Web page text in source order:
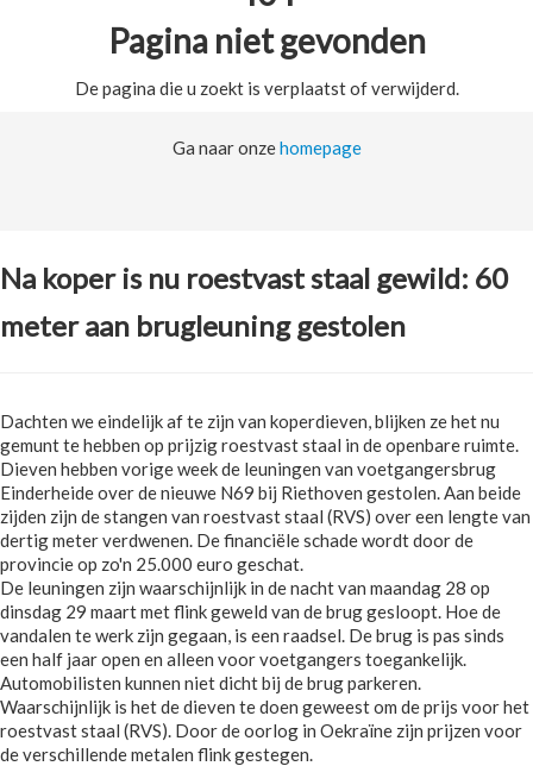
Pagina niet gevonden
De pagina die u zoekt is verplaatst of verwijderd.
Ga naar onzehomepage
Na koper is nu roestvast staal gewild: 60
meter aan brugleuning gestolen
Dachten we eindelijk af te zijn van koperdieven, blijken ze het nu
gemunt te hebben op prijzig roestvast staal in de openbare ruimte.
Dieven hebben vorige week de leuningen van voetgangersbrug
Einderheide over de nieuwe N69 bij Riethoven gestolen. Aan beide
zijden zijn de stangen van roestvast staal (RVS) over een lengte van
dertig meter verdwenen. De financiële schade wordt door de
provincie op zo'n 25.000 euro geschat.
De leuningen zijn waarschijnlijk in de nacht van maandag 28 op
dinsdag 29 maart met flink geweld van de brug gesloopt. Hoe de
vandalen te werk zijn gegaan, is een raadsel. De brug is pas sinds
een half jaar open en alleen voor voetgangers toegankelijk.
Automobilisten kunnen niet dicht bij de brug parkeren.
Waarschijnlijk is het de dieven te doen geweest om de prijs voor het
roestvast staal (RVS). Door de oorlog in Oekraïne zijn prijzen voor
de verschillende metalen flink gestegen.